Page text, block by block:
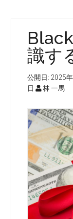
識す
公開日: 2025
日
林 一馬